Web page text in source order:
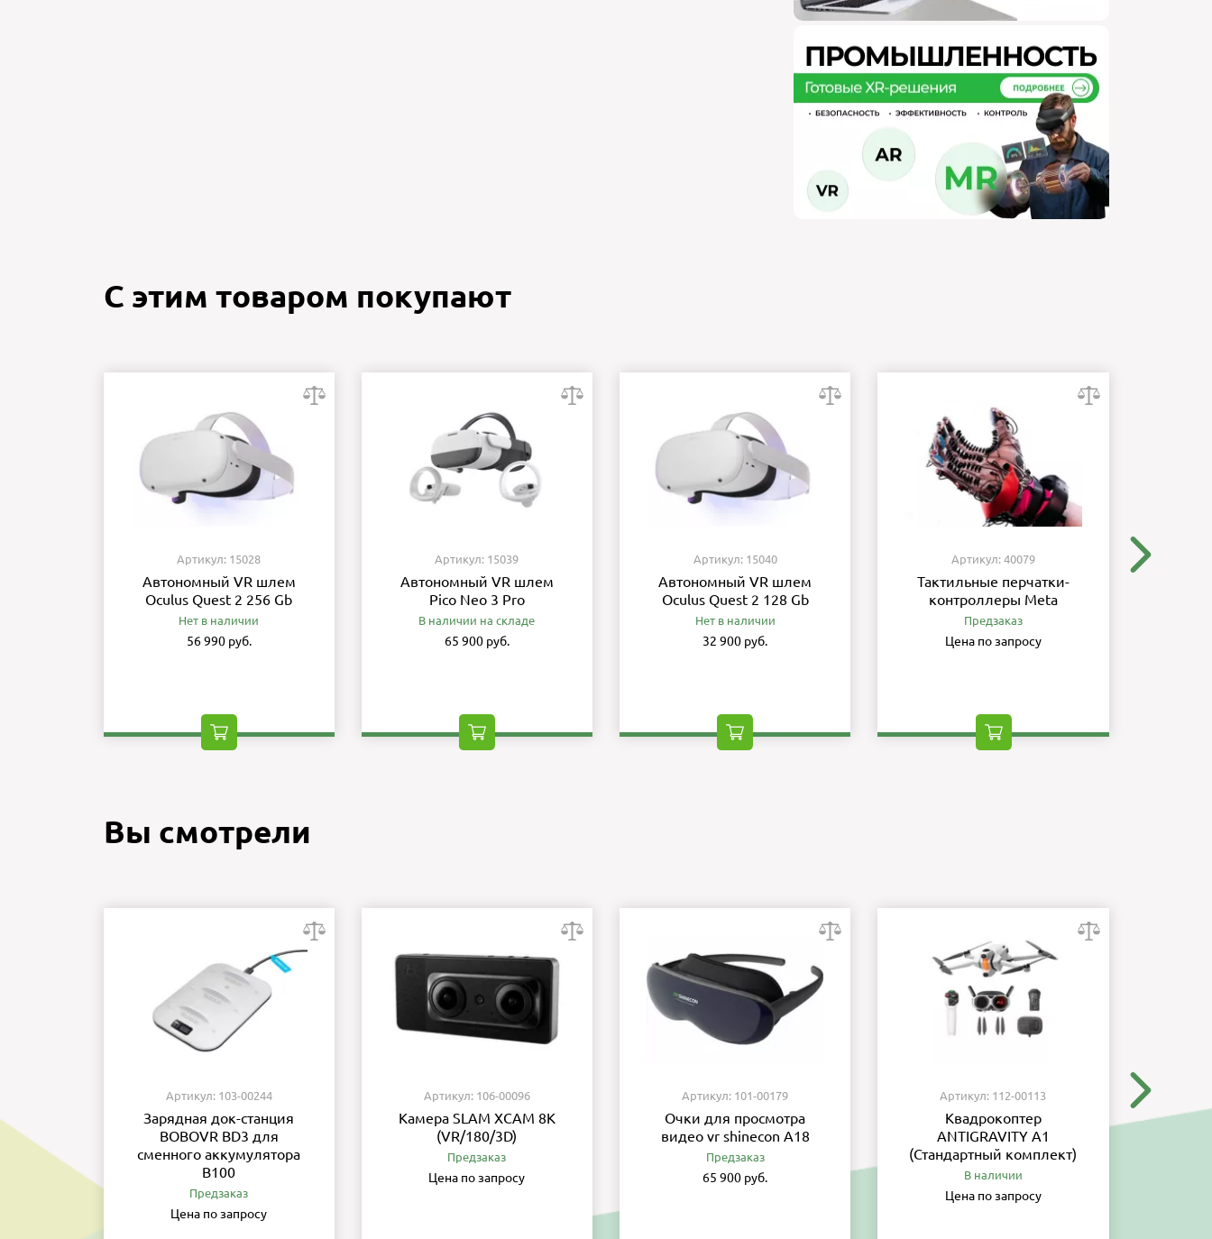
С этим товаром покупают
Артикул: 15028
Автономный VR шлем
Oculus Quest 2 256 Gb
Нет в наличии
56 990 руб.
Артикул: 15039
Автономный VR шлем
Pico Neo 3 Pro
В наличии на складе
65 900 руб.
Артикул: 15040
Автономный VR шлем
Oculus Quest 2 128 Gb
Нет в наличии
32 900 руб.
Артикул: 40079
Тактильные перчатки-
контроллеры Meta
Предзаказ
Цена по запросу
Вы смотрели
Артикул: 103-00244
Зарядная док-станция
BOBOVR BD3 для
сменного аккумулятора
B100
Предзаказ
Цена по запросу
Артикул: 106-00096
Камера SLAM XCAM 8K
(VR/180/3D)
Предзаказ
Цена по запросу
Артикул: 101-00179
Очки для просмотра
видео vr shinecon A18
Предзаказ
65 900 руб.
Артикул: 112-00113
Квадрокоптер
ANTIGRAVITY A1
(Стандартный комплект)
В наличии
Цена по запросу